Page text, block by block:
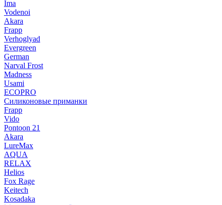
Ima
Vodenoi
Akara
Frapp
Verhoglyad
Evergreen
German
Narval Frost
Madness
Usami
ECOPRO
Силиконовые приманки
Frapp
Vido
Pontoon 21
Akara
LureMax
AQUA
RELAX
Helios
Fox Rage
Keitech
Kosadaka